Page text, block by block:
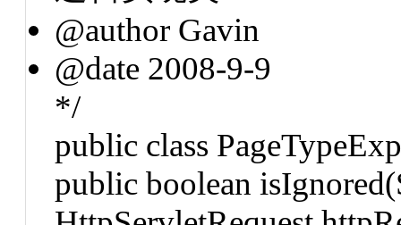
@author Gavin
@date 2008-9-9
*/
public class
public boolean